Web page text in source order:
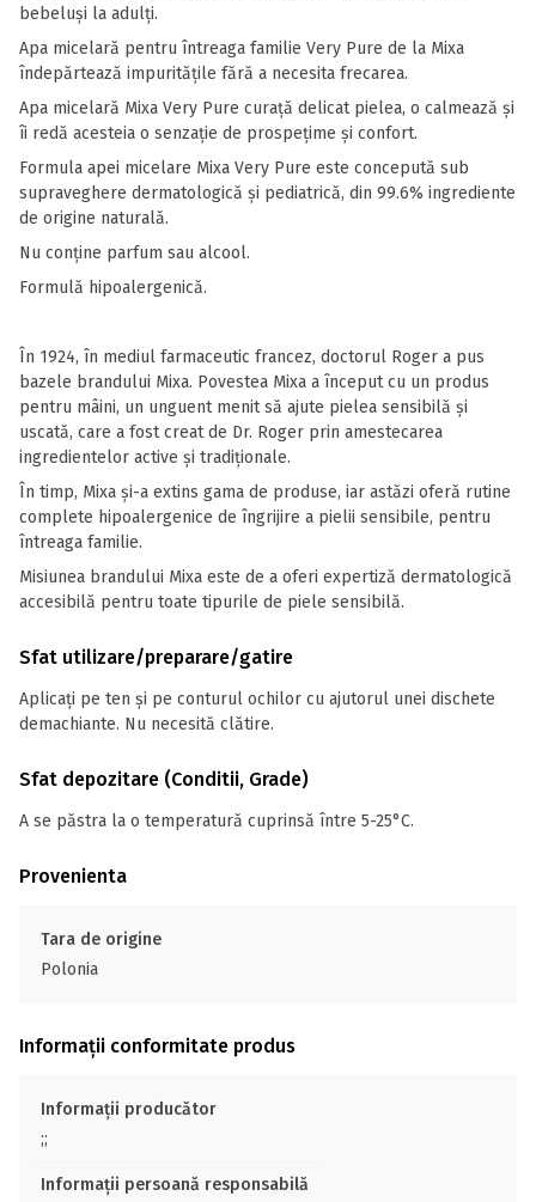
bebeluși la adulți.
Apa micelară pentru întreaga familie Very Pure de la Mixa
îndepărtează impuritățile fără a necesita frecarea.
Apa micelară Mixa Very Pure curață delicat pielea, o calmează și
îi redă acesteia o senzație de prospețime și confort.
Formula apei micelare Mixa Very Pure este concepută sub
supraveghere dermatologică și pediatrică, din 99.6% ingrediente
de origine naturală.
Nu conține parfum sau alcool.
Formulă hipoalergenică.
În 1924, în mediul farmaceutic francez, doctorul Roger a pus
bazele brandului Mixa. Povestea Mixa a început cu un produs
pentru mâini, un unguent menit să ajute pielea sensibilă și
uscată, care a fost creat de Dr. Roger prin amestecarea
ingredientelor active și tradiționale.
În timp, Mixa și-a extins gama de produse, iar astăzi oferă rutine
complete hipoalergenice de îngrijire a pielii sensibile, pentru
întreaga familie.
Misiunea brandului Mixa este de a oferi expertiză dermatologică
accesibilă pentru toate tipurile de piele sensibilă.
Sfat utilizare/preparare/gatire
Aplicați pe ten și pe conturul ochilor cu ajutorul unei dischete
demachiante. Nu necesită clătire.
Sfat depozitare (Conditii, Grade)
A se păstra la o temperatură cuprinsă între 5-25°C.
Provenienta
Tara de origine
Polonia
Informații conformitate produs
Informații producător
;;
Informații persoană responsabilă